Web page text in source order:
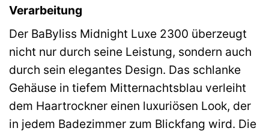
Verarbeitung
Der BaByliss Midnight Luxe 2300 überzeugt
nicht nur durch seine Leistung, sondern auch
durch sein elegantes Design. Das schlanke
Gehäuse in tiefem Mitternachtsblau verleiht
dem Haartrockner einen luxuriösen Look, der
in jedem Badezimmer zum Blickfang wird. Die